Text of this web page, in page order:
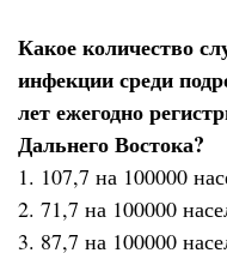
Какое количество
инфекции среди
лет ежегодно
Дальнего Востока?
1. 107,7 на 100000
2. 71,7 на 100000
3. 87,7 на 100000